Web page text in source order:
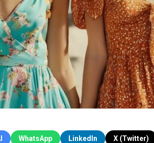
WhatsApp LinkedIn X (Twitter)